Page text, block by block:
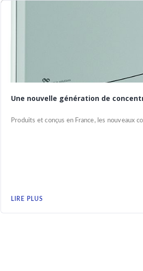
Une nouvelle génération de
Produits et conçus en France, les nouveaux
LIRE PLUS